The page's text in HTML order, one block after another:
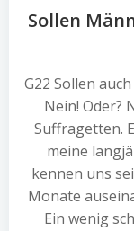
Sollen
G22 Sollen
Nein! Oder?
Suffragetten.
meine
kennen uns
Monate
Ein wenig